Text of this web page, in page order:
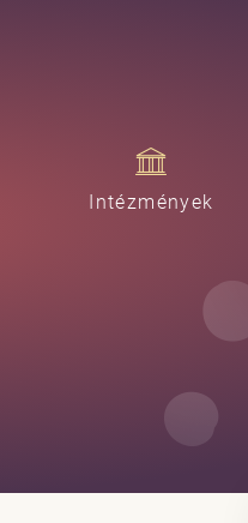
Intézmények